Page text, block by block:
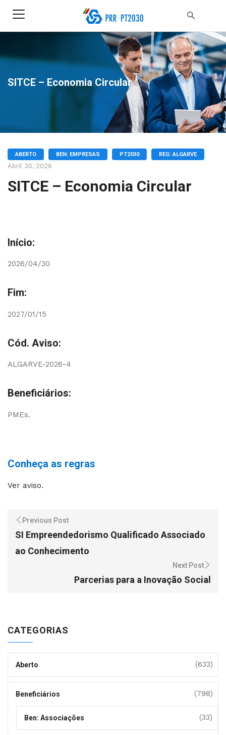
SITCE – Economia Circular
ABERTO BEN: EMPRESAS PT2030 REG: ALGARVE
Abril 30, 2026
SITCE – Economia Circular
Início:
2026/04/30
Fim:
2027/01/15
Cód. Aviso:
ALGARVE-2026-4
Beneficiários:
PMEs.
Conheça as regras
Ver aviso.
Previous Post
SI Empreendedorismo Qualificado Associado
ao Conhecimento
Next Post
Parcerias para a Inovação Social
CATEGORIAS
Aberto (633)
Beneficiários (798)
Ben: Associações (33)